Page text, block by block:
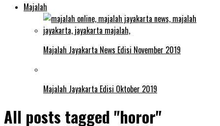
Majalah
Majalah Jayakarta News Edisi November 2019
Majalah Jayakarta Edisi Oktober 2019
All posts tagged "horor"